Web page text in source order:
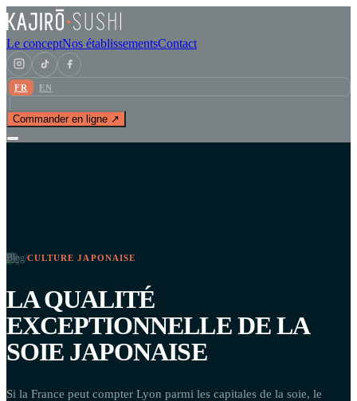
Le conceptNos établissementsContact
FR EN
Commander en ligne ↗
Blog/CULTURE JAPONAISE
LA QUALITÉ
EXCEPTIONNELLE DE LA
SOIE JAPONAISE
Si la France peut compter Lyon parmi les capitales de la soie, le